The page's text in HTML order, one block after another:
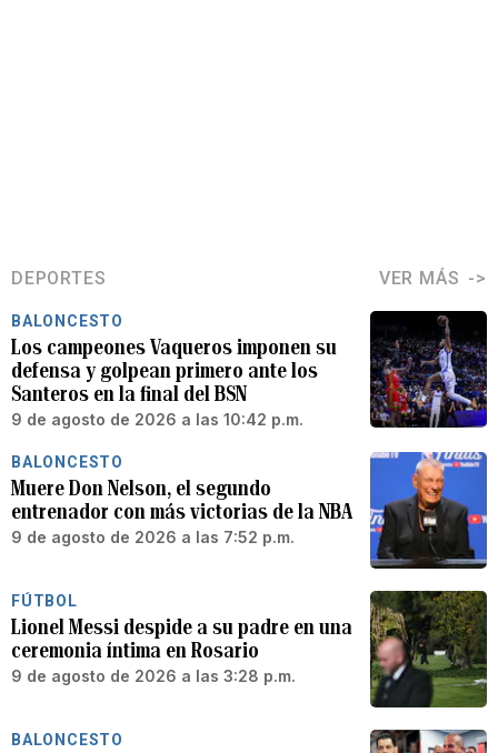
DEPORTES VER MÁS
BALONCESTO
Los campeones Vaqueros imponen su
defensa y golpean primero ante los
Santeros en la final del BSN
9 de agosto de 2026 a las 10:42 p.m.
BALONCESTO
Muere Don Nelson, el segundo
entrenador con más victorias de la NBA
9 de agosto de 2026 a las 7:52 p.m.
FÚTBOL
Lionel Messi despide a su padre en una
ceremonia íntima en Rosario
9 de agosto de 2026 a las 3:28 p.m.
BALONCESTO